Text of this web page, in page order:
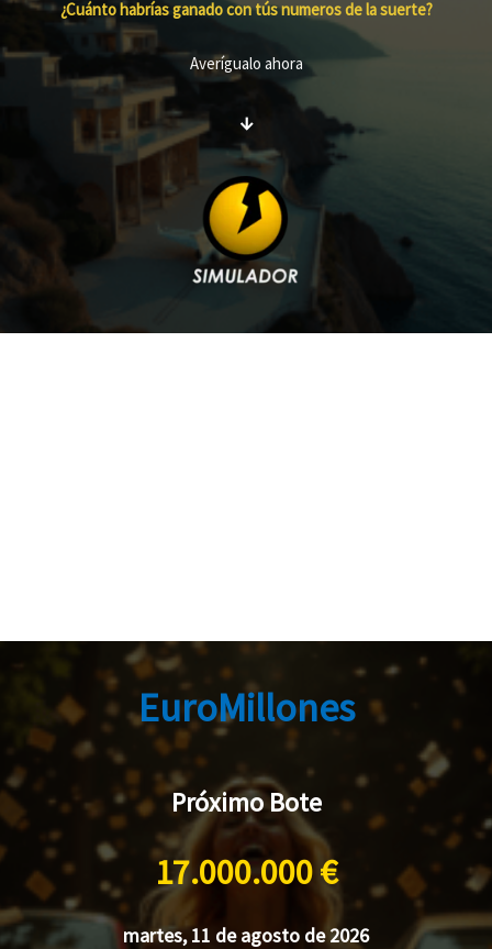
¿Cuánto habrías ganado con tús numeros de la suerte?
Averígualo ahora
↓
EuroMillones
Próximo Bote
17.000.000 €
martes, 11 de agosto de 2026